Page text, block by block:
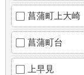
菖蒲町上大崎
菖蒲町台
上早見